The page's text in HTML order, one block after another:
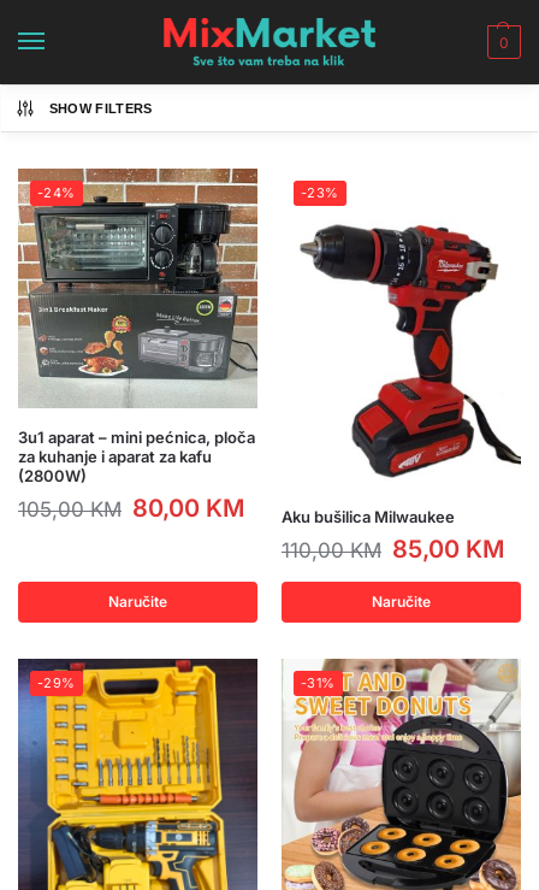
0
SHOW FILTERS
-24%
3u1 aparat – mini pećnica, ploča
za kuhanje i aparat za kafu
(2800W)
105,00KM 80,00 KM
Naručite
-23%
Aku bušilica Milwaukee
110,00KM 85,00 KM
Naručite
-29% -31%